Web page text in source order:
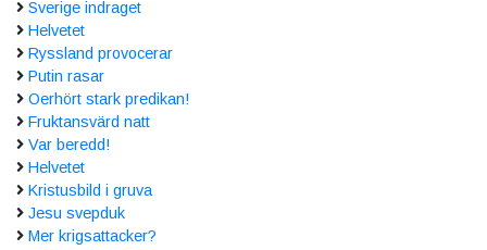
Sverige indraget
Helvetet
Ryssland provocerar
Putin rasar
Oerhört stark predikan!
Fruktansvärd natt
Var beredd!
Helvetet
Kristusbild i gruva
Jesu svepduk
Mer krigsattacker?